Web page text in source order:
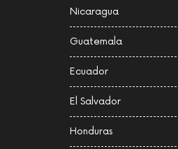
Nicaragua
Guatemala
Ecuador
El Salvador
Honduras